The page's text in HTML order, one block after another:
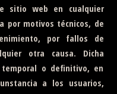
sitio web en cualquier
por motivos técnicos, de
por fallos de
otra causa. Dicha
o definitivo, en
a los usuarios,